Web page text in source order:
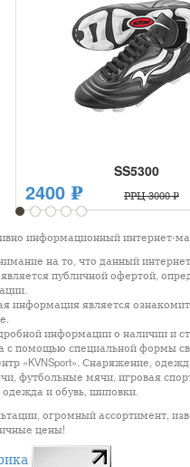
SS5300
2400 ₽
РРЦ 3000 ₽
1
2 3 4
5
информационный интернет-
на то, что данный
является публичной офертой,
информация является
информации о наличии и
с помощью специальной формы
«KVNSport». Снаряжение,
футбольные мячи, игровая
и обувь, шиповки.
огромный ассортимент,
цены!